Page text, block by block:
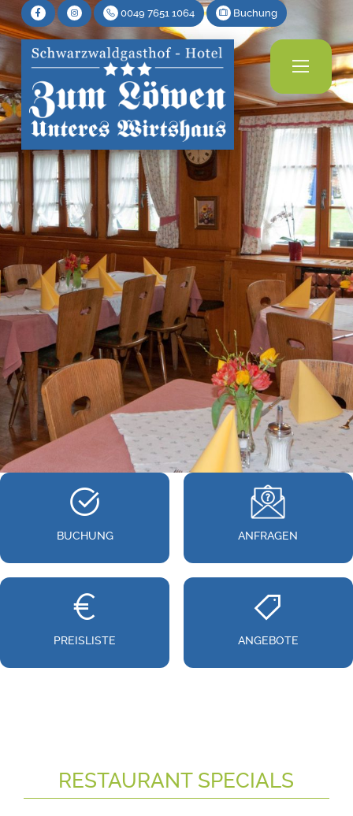
0049 7651 1064 Buchung
BUCHUNG ANFRAGEN
PREISLISTE ANGEBOTE
RESTAURANT SPECIALS